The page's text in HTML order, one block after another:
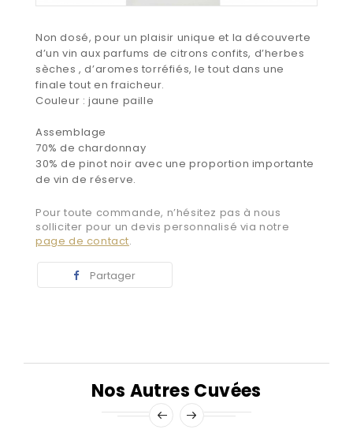
Non dosé, pour un plaisir unique et la découverte
d’un vin aux parfums de citrons confits, d’herbes
sèches , d’aromes torréfiés, le tout dans une
finale tout en fraicheur.
Couleur : jaune paille
Assemblage
70% de chardonnay
30% de pinot noir avec une proportion importante
de vin de réserve.
Pour toute commande, n’hésitez pas à nous
solliciter pour un devis personnalisé via notre
page de contact.
Partager
Nos Autres Cuvées